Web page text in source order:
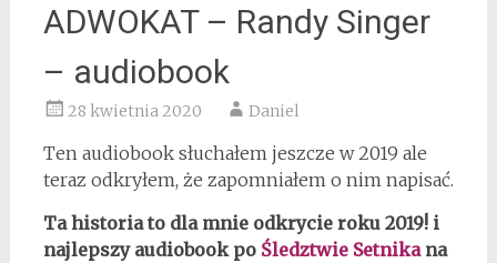
ADWOKAT – Randy Singer
– audiobook
28 kwietnia 2020 Daniel
Ten audiobook słuchałem jeszcze w 2019 ale
teraz odkryłem, że zapomniałem o nim napisać.
Ta historia to dla mnie odkrycie roku 2019! i
najlepszy audiobook po Śledztwie Setnikana